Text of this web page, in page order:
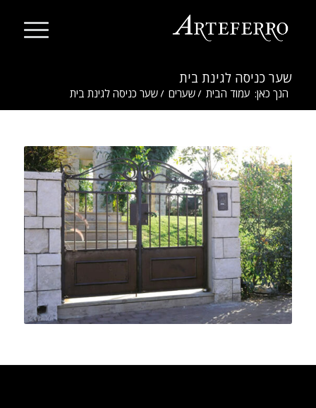
שער כניסה לגינת בית
הנך כאן: עמוד הבית / שערים / שער כניסה לגינת בית